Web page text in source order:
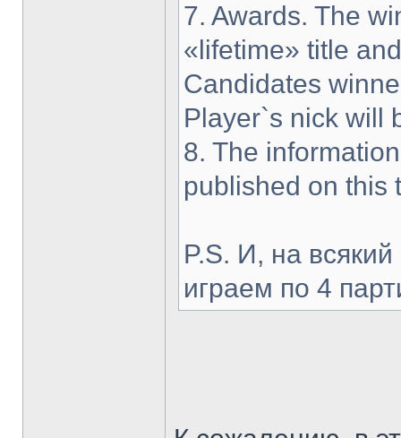
7. Awards. The
«lifetime» title
Candidates
Player`s nick will
8. The
published on this
P.S. И, на
играем по 4